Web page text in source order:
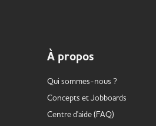
À propos
Qui sommes-nous ?
Concepts etJobboards
Centre d'aide (FAQ)